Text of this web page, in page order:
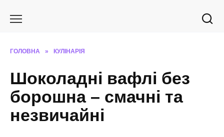
ГОЛОВНА » КУЛІНАРІЯ
Шоколадні вафлі без
борошна – смачні та
незвичайні